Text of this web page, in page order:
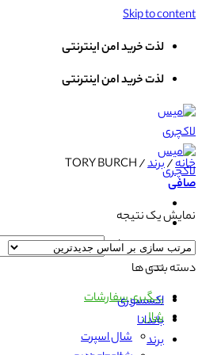
Skip to content
لذت خرید امن اینترنتی
لذت خرید امن اینترنتی
جستجو برای:
پیگیری سفارشات
شال
شال اسپرت
خانه/برند/
صافی
نمایش یک نتیجه
دسته بندی ها
اکسسوری
باندانا
برند